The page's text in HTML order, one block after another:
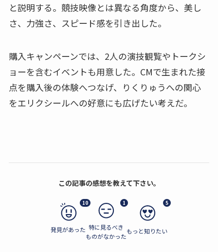
と説明する。競技映像とは異なる角度から、美し
さ、力強さ、スピード感を引き出した。
購入キャンペーンでは、2人の演技観覧やトークシ
ョーを含むイベントも用意した。CMで生まれた接
点を購入後の体験へつなげ、りくりゅうへの関心
をエリクシールへの好意にも広げたい考えだ。
この記事の感想を教えて下さい。
10
発見があった
1
特に見るべき
ものがなかった
5
もっと知りたい